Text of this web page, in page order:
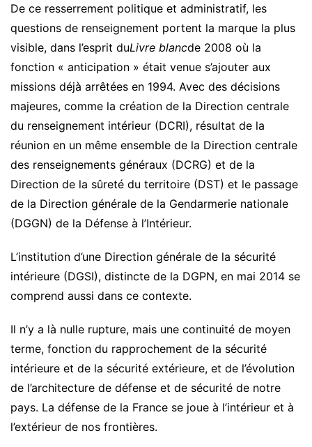
De ce resserrement politique et administratif, les
questions de renseignement portent la marque la plus
visible, dans l’esprit duLivre blancde 2008 où la
fonction « anticipation » était venue s’ajouter aux
missions déjà arrêtées en 1994. Avec des décisions
majeures, comme la création de la Direction centrale
du renseignement intérieur (DCRI), résultat de la
réunion en un même ensemble de la Direction centrale
des renseignements généraux (DCRG) et de la
Direction de la sûreté du territoire (DST) et le passage
de la Direction générale de la Gendarmerie nationale
(DGGN) de la Défense à l’Intérieur.
L’institution d’une Direction générale de la sécurité
intérieure (DGSI), distincte de la DGPN, en mai 2014 se
comprend aussi dans ce contexte.
Il n’y a là nulle rupture, mais une continuité de moyen
terme, fonction du rapprochement de la sécurité
intérieure et de la sécurité extérieure, et de l’évolution
de l’architecture de défense et de sécurité de notre
pays. La défense de la France se joue à l’intérieur et à
l’extérieur de nos frontières.